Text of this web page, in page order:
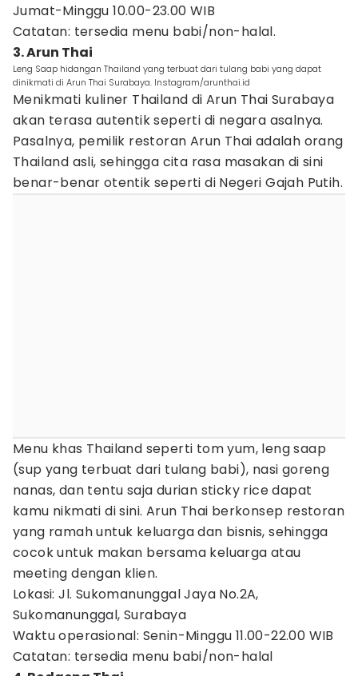
Jumat-Minggu 10.00-23.00 WIB
Catatan: tersedia menu babi/non-halal.
3. Arun Thai
Leng Saap hidangan Thailand yang terbuat dari tulang babi yang dapat
dinikmati di Arun Thai Surabaya. Instagram/arunthai.id
Menikmati kuliner Thailand di Arun Thai Surabaya
akan terasa autentik seperti di negara asalnya.
Pasalnya, pemilik restoran Arun Thai adalah orang
Thailand asli, sehingga cita rasa masakan di sini
benar-benar otentik seperti di Negeri Gajah Putih.
Menu khas Thailand seperti tom yum, leng saap
(sup yang terbuat dari tulang babi), nasi goreng
nanas, dan tentu saja durian sticky rice dapat
kamu nikmati di sini. Arun Thai berkonsep restoran
yang ramah untuk keluarga dan bisnis, sehingga
cocok untuk makan bersama keluarga atau
meeting dengan klien.
Lokasi: Jl. Sukomanunggal Jaya No.2A,
Sukomanunggal, Surabaya
Waktu operasional: Senin-Minggu 11.00-22.00 WIB
Catatan: tersedia menu babi/non-halal